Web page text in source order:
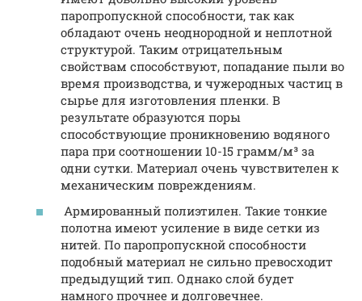
паропропускной способности, так как
обладают очень неоднородной и неплотной
структурой. Таким отрицательным
свойствам способствуют, попадание пыли во
время производства, и чужеродных частиц в
сырье для изготовления пленки. В
результате образуются поры
способствующие проникновению водяного
пара при соотношении 10-15 грамм/м³ за
одни сутки. Материал очень чувствителен к
механическим повреждениям.
Армированный полиэтилен. Такие тонкие
полотна имеют усиление в виде сетки из
нитей. По паропропускной способности
подобный материал не сильно превосходит
предыдущий тип. Однако слой будет
намного прочнее и долговечнее.